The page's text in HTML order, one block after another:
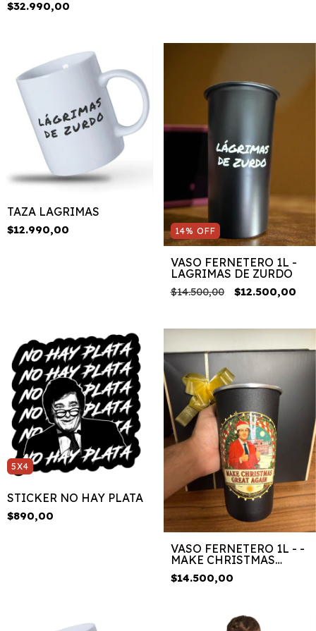
$32.990,00
TAZA LAGRIMAS
$12.990,00 14% OFF
VASO FERNETERO 1L -
LAGRIMAS DE ZURDO
$14.500,00 $12.500,00
5X4
STICKER NO HAY PLATA
$890,00
VASO FERNETERO 1L - -
MAKE CHRISTMAS
GREAT AGAIN
$14.500,00